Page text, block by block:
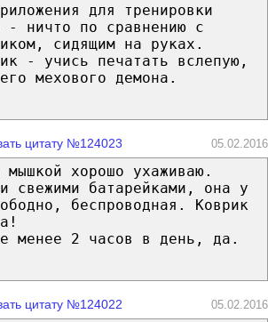
для тренировки
- ничто по сравнению с
сидящим на руках.
- учись печатать вслепую,
мехового демона.
цитату №124023 05.02.2016
хорошо ухаживаю.
свежими батарейками, она у
беспроводная. Коврик
менее 2 часов в день, да.
цитату №124022 05.02.2016